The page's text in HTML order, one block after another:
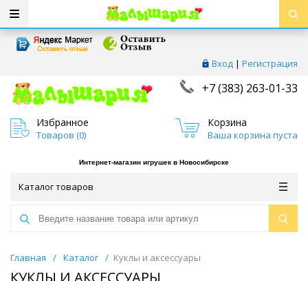
Вход | Регистрация
+7 (383) 263-01-33
Избранное
Товаров (0)
Корзина
Ваша корзина пуста
Интернет-магазин игрушек в Новосибирске
Каталог товаров
Главная / Каталог / Куклы и аксессуары
КУКЛЫ И АКСЕССУАРЫ